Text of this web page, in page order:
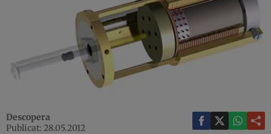
Descopera
Publicat: 28.05.2012